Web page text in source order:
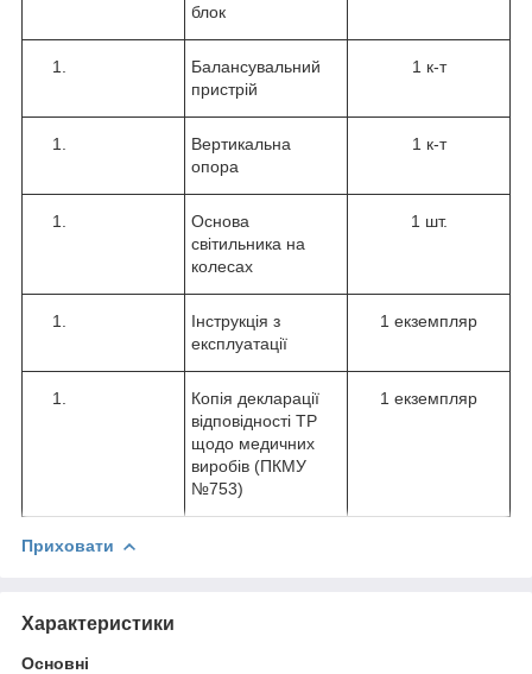
блок
Балансувальний
пристрій
1 к-т
Вертикальна
опора
1 к-т
Основа
світильника на
колесах
1 шт.
Інструкція з
експлуатації
1 екземпляр
Копія декларації
відповідності ТР
щодо медичних
виробів (ПКМУ
№753)
1 екземпляр
Приховати
Характеристики
Основні